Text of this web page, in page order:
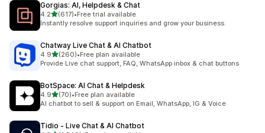
Gorgias: AI, Helpdesk & Chat
4.2滿分 5 顆星
(617)
共有 617 則評價
•Free trial available
Instantly resolve support inquiries and grow your business.
Chatway Live Chat & AI Chatbot
4.9滿分 5 顆星
(260)
共有 260 則評價
•Free plan available
Provide Live chat support, FAQ, WhatsApp inbox & chat buttons
BotSpace: AI Chat & Helpdesk
4.9滿分 5 顆星
(70)
共有 70 則評價
•Free plan available
AI chatbot to sell & support on Email, WhatsApp, IG & Voice
Tidio ‑ Live Chat & AI Chatbot